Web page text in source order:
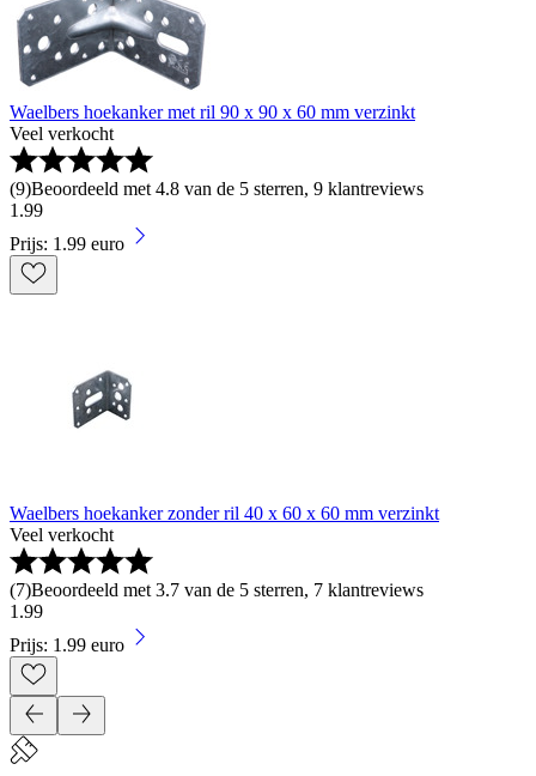
Waelbers hoekanker met ril 90 x 90 x 60 mm verzinkt
Veel verkocht
(9)Beoordeeld met 4.8 van de 5 sterren, 9 klantreviews
1 .99
Prijs: 1.99 euro
Waelbers hoekanker zonder ril 40 x 60 x 60 mm verzinkt
Veel verkocht
(7)Beoordeeld met 3.7 van de 5 sterren, 7 klantreviews
1 .99
Prijs: 1.99 euro